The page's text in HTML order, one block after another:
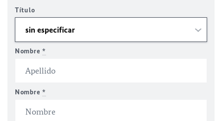
Título
Nombre *
Nombre *